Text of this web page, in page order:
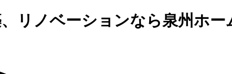
リノベーションなら泉州ホー